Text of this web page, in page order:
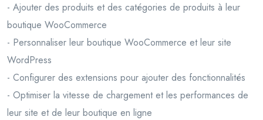
- Ajouter des produits et des catégories de produits à leur
boutique WooCommerce
- Personnaliser leur boutique WooCommerce et leur site
WordPress
- Configurer des extensions pour ajouter des fonctionnalités
- Optimiser la vitesse de chargement et les performances de
leur site et de leur boutique en ligne